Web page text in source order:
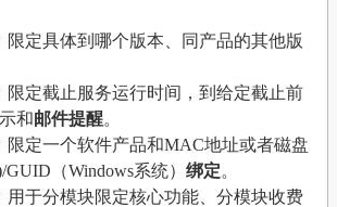
限定具体到哪个版本、同产品的其他版
限定截止服务运行时间，到给定截止前
和邮件提醒。
限定一个软件产品和MAC地址或者磁盘
（Windows系统） 绑定。
用于分模块限定核心功能、分模块收费